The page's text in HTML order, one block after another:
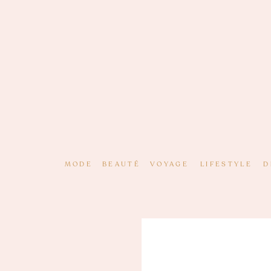
LIFESTYLE
VOYAGE
BEAUTÉ
MODE